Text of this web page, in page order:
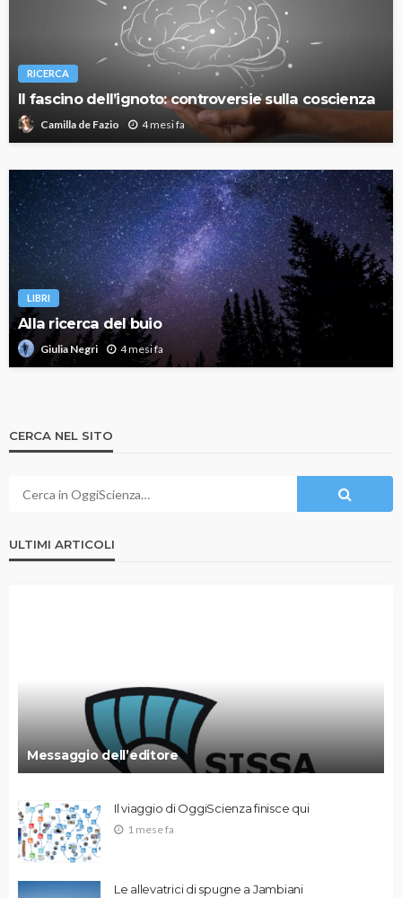
RICERCA
Il fascino dell’ignoto: controversie sulla coscienza
Camilla de Fazio 4 mesi fa
LIBRI
Alla ricerca del buio
Giulia Negri 4 mesi fa
CERCA NEL SITO
ULTIMI ARTICOLI
Messaggio dell’editore
Il viaggio di OggiScienza finisce qui
1 mese fa
Le allevatrici di spugne a Jambiani